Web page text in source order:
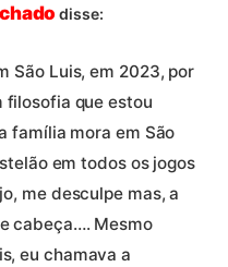
disse:
São Luis, em 2023, por
filosofia que estou
família mora em São
em todos os jogos
me desculpe mas, a
cabeça…. Mesmo
eu chamava a